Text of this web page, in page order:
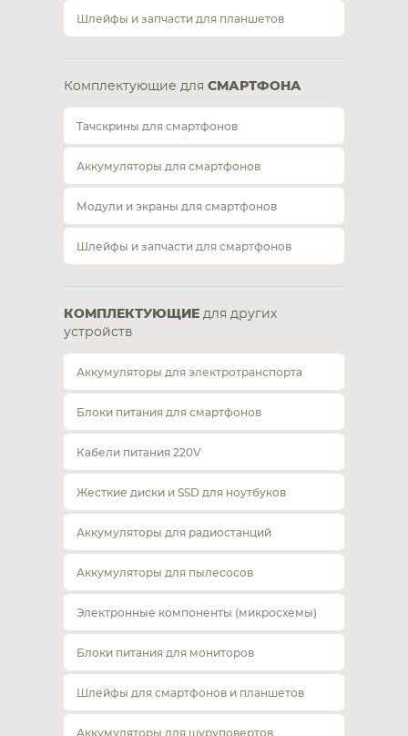
Шлейфы и запчасти для планшетов
Комплектующие для СМАРТФОНА
Тачскрины для смартфонов
Аккумуляторы для смартфонов
Модули и экраны для смартфонов
Шлейфы и запчасти для смартфонов
КОМПЛЕКТУЮЩИЕ для других
устройств
Аккумуляторы для электротранспорта
Блоки питания для смартфонов
Кабели питания 220V
Жесткие диски и SSD для ноутбуков
Аккумуляторы для радиостанций
Аккумуляторы для пылесосов
Электронные компоненты (микросхемы)
Блоки питания для мониторов
Шлейфы для смартфонов и планшетов
Аккумуляторы для шуруповертов